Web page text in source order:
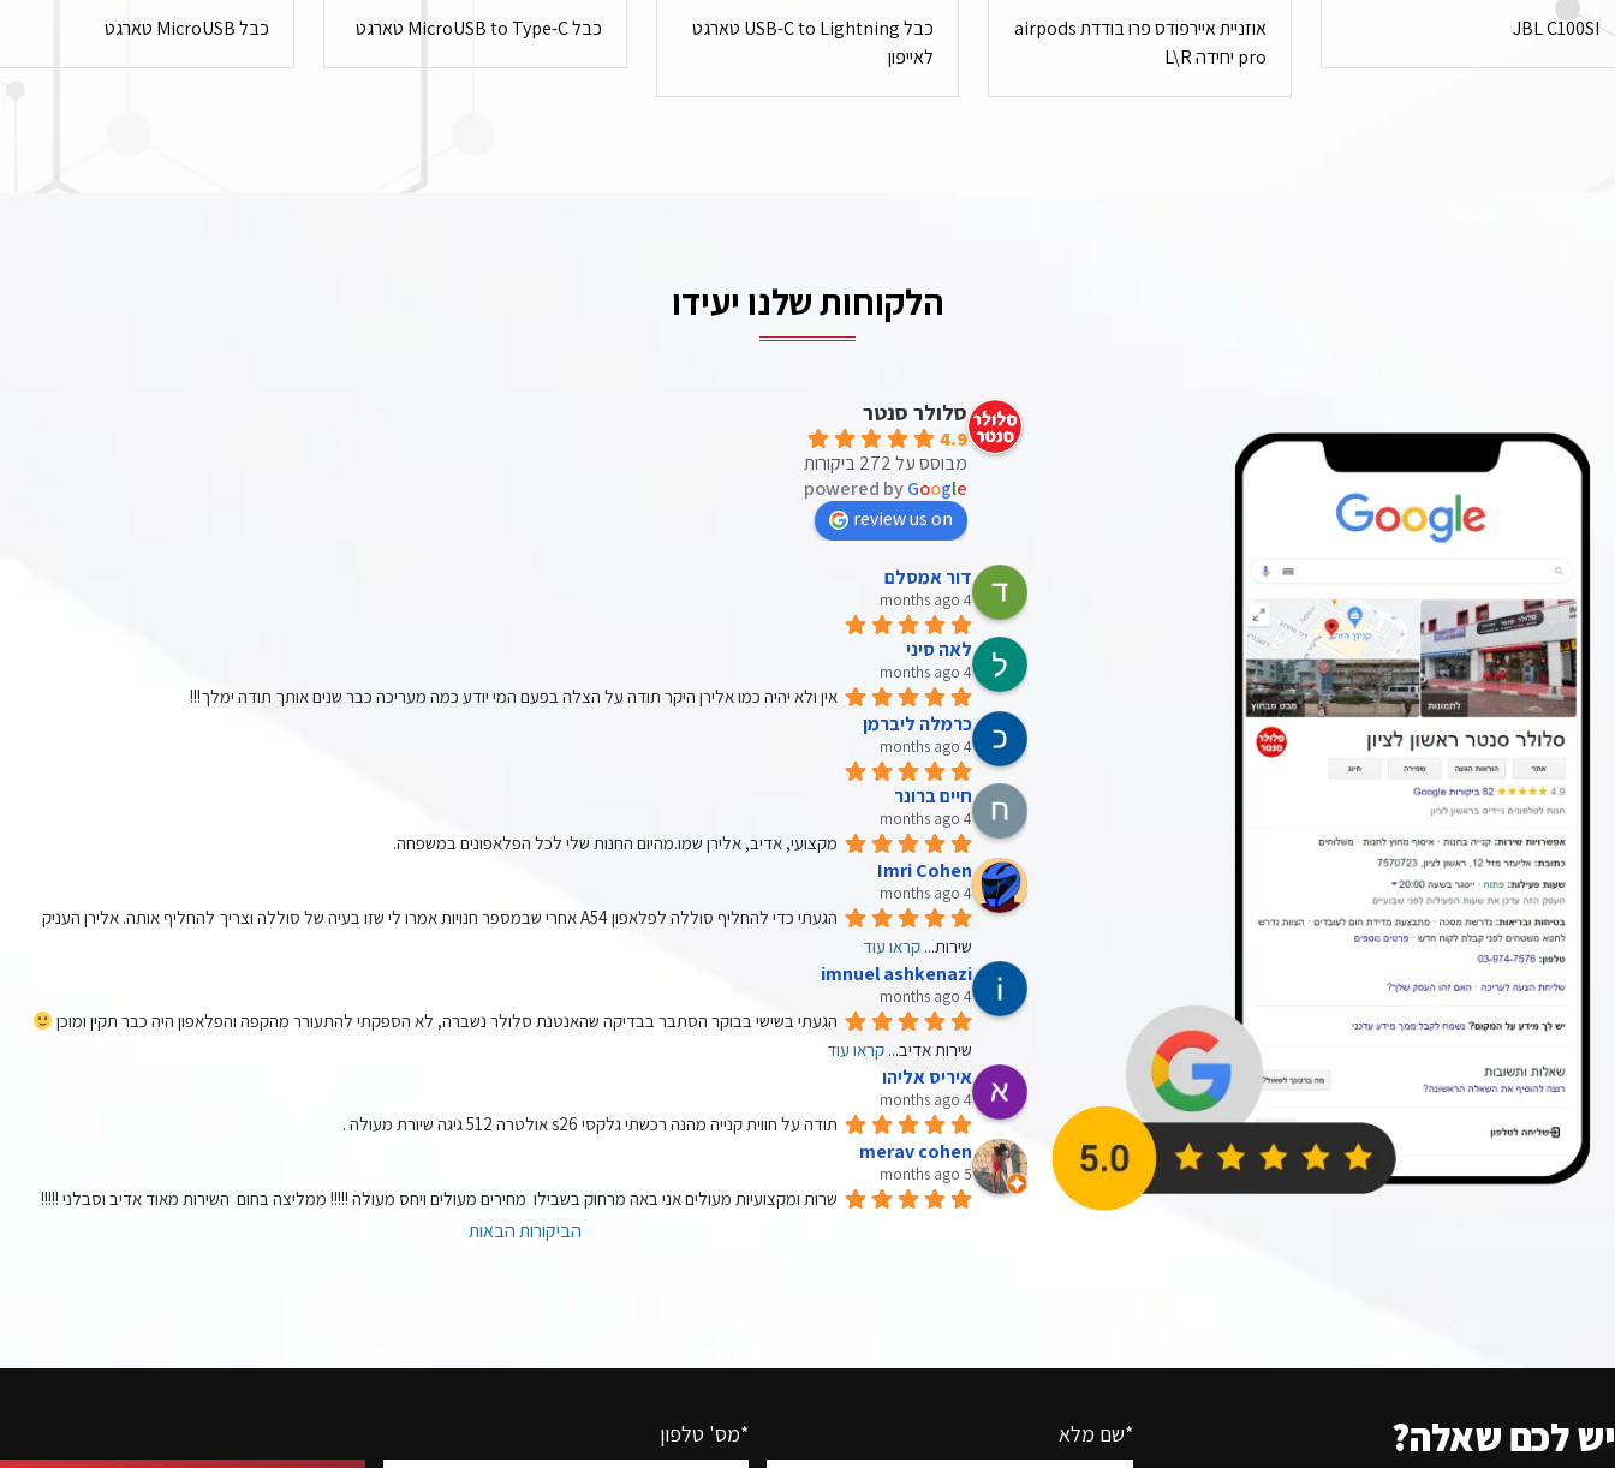
JBL C100SI
אוזניית איירפודס פרו בודדת airpods
pro יחידה L\R
כבל USB-C to Lightning טארגט
לאייפון
כבל MicroUSB to Type-C טארגט כבל MicroUSB טארגט
הלקוחות שלנו יעידו
סלולר סנטר
4.9
מבוסס על 272 ביקורות
powered byGoogle
review us on
דור אמסלם
4 months ago
לאה סיני
4 months ago
אין ולא יהיה כמו אלירן היקר תודה על הצלה בפעם המי יודע כמה מעריכה כבר שנים אותך תודה ימלך!!!
כרמלה ליברמן
4 months ago
חיים ברונר
4 months ago
מקצועי, אדיב, אלירן שמו.מהיום החנות שלי לכל הפלאפונים במשפחה.
Imri Cohen
4 months ago
שירות... קראו עוד
imnuel ashkenazi
4 months ago
הגעתי בשישי בבוקר הסתבר בבדיקה שהאנטנת סלולר נשברה, לא הספקתי להתעורר מהקפה והפלאפון היה כבר תקין ומוכן
שירות אדיב... קראו עוד
איריס אליהו
4 months ago
תודה על חווית קנייה מהנה רכשתי גלקסי s26 אולטרה 512 גיגה שיורת מעולה .
merav cohen
5 months ago
שרות ומקצועיות מעולים אני באה מרחוק בשבילו  מחירים מעולים ויחס מעולה !!!!! ממליצה בחום  השירות מאוד אדיב וסבלני !!!!!
הביקורות הבאות
יש לכם שאלה? *שם מלא *מס' טלפון